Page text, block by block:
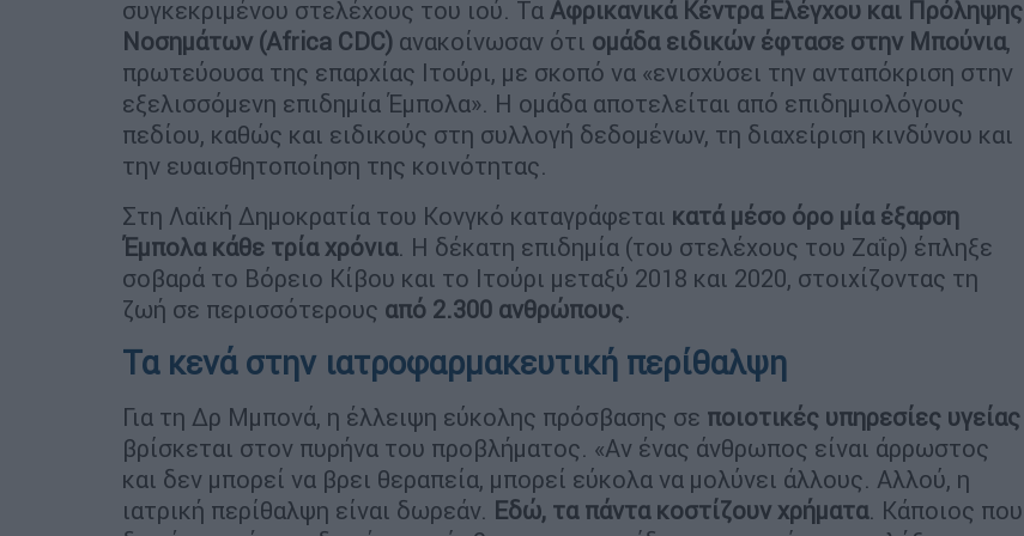
συγκεκριμένου στελέχους του ιού. Τα Αφρικανικά Κέντρα Ελέγχου και Πρόληψης
Νοσημάτων (Africa CDC) ανακοίνωσαν ότι ομάδα ειδικών έφτασε στην Μπούνια,
πρωτεύουσα της επαρχίας Ιτούρι, με σκοπό να «ενισχύσει την ανταπόκριση στην
εξελισσόμενη επιδημία Έμπολα». Η ομάδα αποτελείται από επιδημιολόγους
πεδίου, καθώς και ειδικούς στη συλλογή δεδομένων, τη διαχείριση κινδύνου και
την ευαισθητοποίηση της κοινότητας.
Στη Λαϊκή Δημοκρατία του Κονγκό καταγράφεται κατά μέσο όρο μία έξαρση
Έμπολα κάθε τρία χρόνια. Η δέκατη επιδημία (του στελέχους του Ζαΐρ) έπληξε
σοβαρά το Βόρειο Κίβου και το Ιτούρι μεταξύ 2018 και 2020, στοιχίζοντας τη
ζωή σε περισσότερους από 2.300 ανθρώπους.
Τα κενά στην ιατροφαρμακευτική περίθαλψη
Για τη Δρ Μμπονά, η έλλειψη εύκολης πρόσβασης σε ποιοτικές υπηρεσίες υγείας
βρίσκεται στον πυρήνα του προβλήματος. «Αν ένας άνθρωπος είναι άρρωστος
και δεν μπορεί να βρει θεραπεία, μπορεί εύκολα να μολύνει άλλους. Αλλού, η
ιατρική περίθαλψη είναι δωρεάν. Εδώ, τα πάντα κοστίζουν χρήματα. Κάποιος που